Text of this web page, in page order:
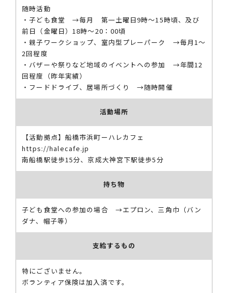
随時活動
・子ども食堂 →毎月 第一土曜日9時〜15時頃、及び
前日（金曜日）18時〜20：00頃
・親子ワークショップ、室内型プレーパーク →毎月1〜
2回程度
・バザーや祭りなど地域のイベントへの参加 →年間12
回程度（昨年実績）
・フードドライブ、居場所づくり →随時開催
活動場所
【活動拠点】船橋市浜町ーハレカフェ
https://halecafe.jp
南船橋駅徒歩15分、京成大神宮下駅徒歩5分
持ち物
子ども食堂への参加の場合 →エプロン、三角巾（バン
ダナ、帽子等）
支給するもの
特にございません。
ボランティア保険は加入済です。